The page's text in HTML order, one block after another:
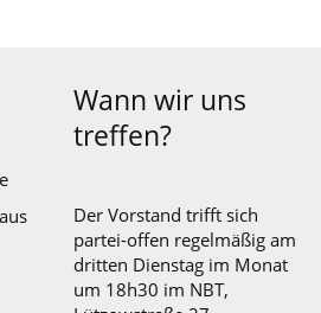
Wann wir uns
treffen?
Der Vorstand trifft sich
partei-offen regelmäßig am
dritten Dienstag im Monat
um 18h30 im NBT,